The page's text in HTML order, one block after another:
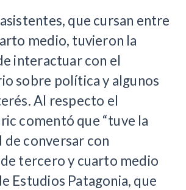
que cursan entre
medio, tuvieron la
interactuar con el
sobre política y algunos
Al respecto el
comentó que “tuve la
conversar con
tercero y cuarto medio
Estudios Patagonia, que